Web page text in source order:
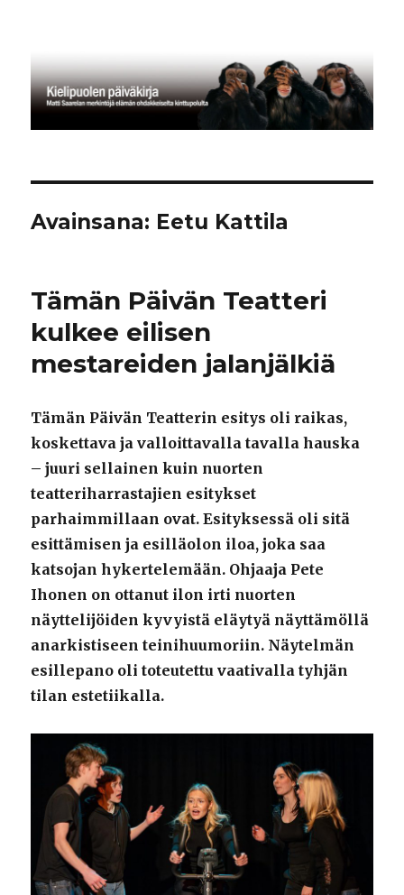
Avainsana: Eetu Kattila
Tämän Päivän Teatteri
kulkee eilisen
mestareiden jalanjälkiä
Tämän Päivän Teatterin esitys oli raikas,
koskettava ja valloittavalla tavalla hauska
– juuri sellainen kuin nuorten
teatteriharrastajien esitykset
parhaimmillaan ovat. Esityksessä oli sitä
esittämisen ja esilläolon iloa, joka saa
katsojan hykertelemään. Ohjaaja Pete
Ihonen on ottanut ilon irti nuorten
näyttelijöiden kyvyistä eläytyä näyttämöllä
anarkistiseen teinihuumoriin. Näytelmän
esillepano oli toteutettu vaativalla tyhjän
tilan estetiikalla.